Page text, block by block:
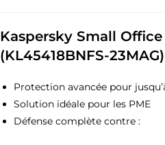
Kaspersky Small
(KL45418BNFS-23MAG)
Protection avancée pour
Solution idéale pour les PME
Défense complète contre :